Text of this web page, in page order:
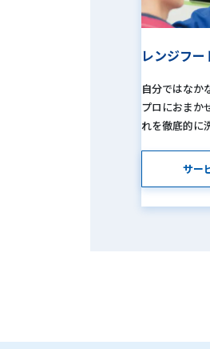
レンジフ
自分ではなか
プロにおまか
れを徹底的に
サー